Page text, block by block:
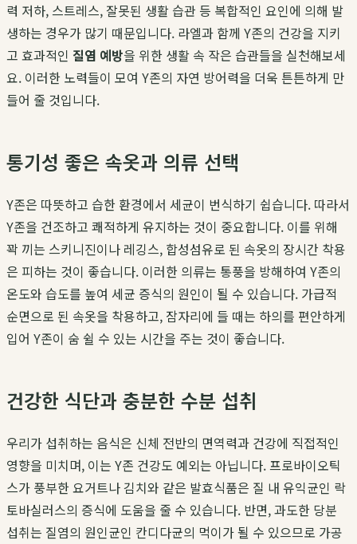
력 저하, 스트레스, 잘못된 생활 습관 등 복합적인 요인에 의해 발
생하는 경우가 많기 때문입니다. 라엘과 함께 Y존의 건강을 지키
고 효과적인 질염 예방을 위한 생활 속 작은 습관들을 실천해보세
요. 이러한 노력들이 모여 Y존의 자연 방어력을 더욱 튼튼하게 만
들어 줄 것입니다.
통기성 좋은 속옷과 의류 선택
Y존은 따뜻하고 습한 환경에서 세균이 번식하기 쉽습니다. 따라서
Y존을 건조하고 쾌적하게 유지하는 것이 중요합니다. 이를 위해
꽉 끼는 스키니진이나 레깅스, 합성섬유로 된 속옷의 장시간 착용
은 피하는 것이 좋습니다. 이러한 의류는 통풍을 방해하여 Y존의
온도와 습도를 높여 세균 증식의 원인이 될 수 있습니다. 가급적
순면으로 된 속옷을 착용하고, 잠자리에 들 때는 하의를 편안하게
입어 Y존이 숨 쉴 수 있는 시간을 주는 것이 좋습니다.
건강한 식단과 충분한 수분 섭취
우리가 섭취하는 음식은 신체 전반의 면역력과 건강에 직접적인
영향을 미치며, 이는 Y존 건강도 예외는 아닙니다. 프로바이오틱
스가 풍부한 요거트나 김치와 같은 발효식품은 질 내 유익균인 락
토바실러스의 증식에 도움을 줄 수 있습니다. 반면, 과도한 당분
섭취는 질염의 원인균인 칸디다균의 먹이가 될 수 있으므로 가공